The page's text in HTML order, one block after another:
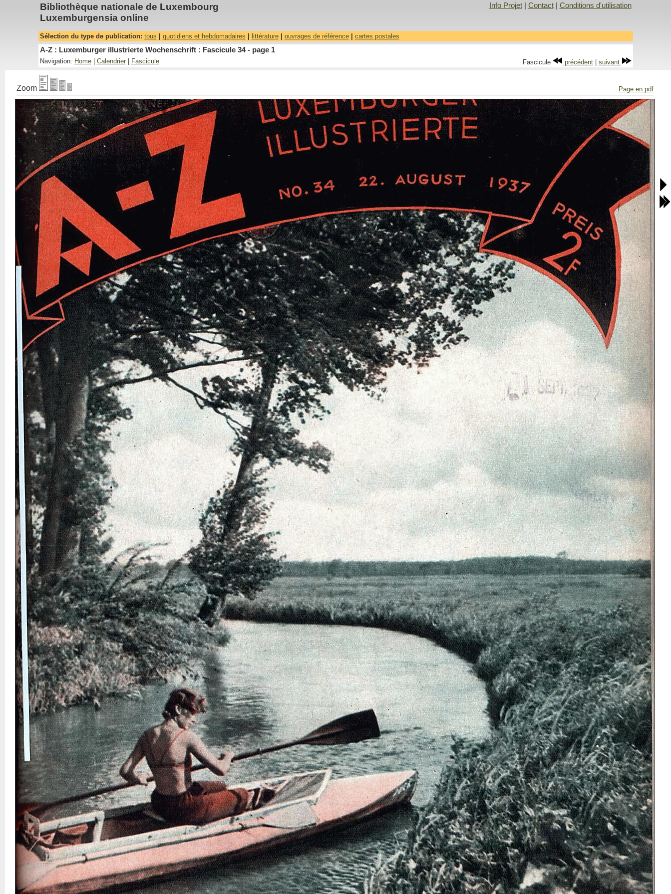
Bibliothèque nationale de Luxembourg
Luxemburgensia online
Info Projet| Contact| Conditions d'utilisation
Sélection du type de publication: tous quotidiens et hebdomadaires littérature| ouvrages de référence| cartes postales
A-Z : Luxemburger illustrierte Wochenschrift : Fascicule 34 - page 1
Navigation: Home| Calendrier| Fascicule Fascicule précédent| suivant
Zoom Page en pdf